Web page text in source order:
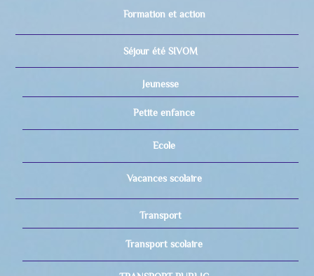
Formation et action
Séjour été SIVOM
Jeunesse
Petite enfance
Ecole
Vacances scolaire
Transport
Transport scolaire